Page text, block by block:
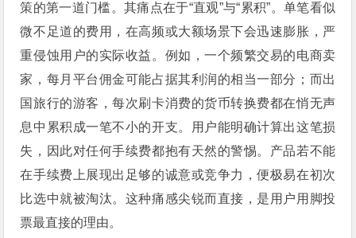
策的第一道门槛。其痛点在于“直观”与“累积”。单笔看似
微不足道的费用，在高频或大额场景下会迅速膨胀，严
重侵蚀用户的实际收益。例如，一个频繁交易的电商卖
家，每月平台佣金可能占据其利润的相当一部分；而出
国旅行的游客，每次刷卡消费的货币转换费都在悄无声
息中累积成一笔不小的开支。用户能明确计算出这笔损
失，因此对任何手续费都抱有天然的警惕。产品若不能
在手续费上展现出足够的诚意或竞争力，便极易在初次
比选中就被淘汰。这种痛感尖锐而直接，是用户用脚投
票最直接的理由。